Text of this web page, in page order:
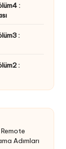
:
:
:
Adımları